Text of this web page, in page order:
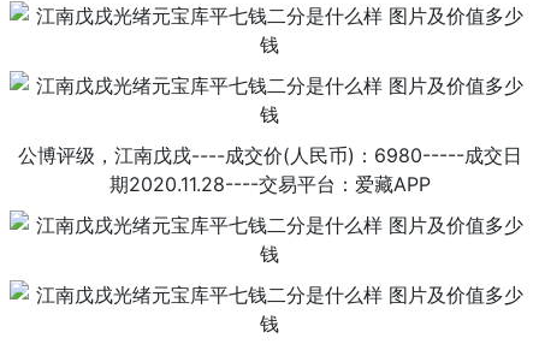
公博评级，江南戊戌----成交价(人民币)：6980-----成交日
期2020.11.28----交易平台：爱藏APP